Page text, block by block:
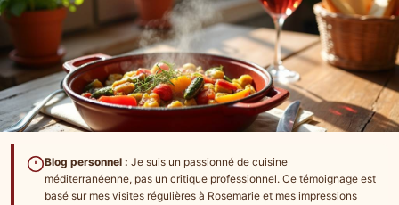
Blog personnel : Je suis un passionné de cuisine
méditerranéenne, pas un critique professionnel. Ce témoignage est
basé sur mes visites régulières à Rosemarie et mes impressions